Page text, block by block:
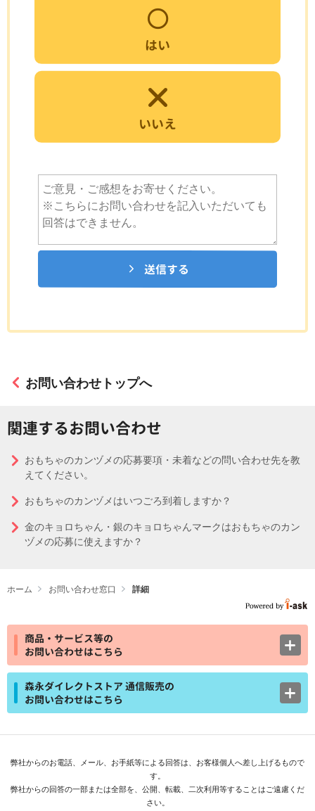
はい
いいえ
送信する
お問い合わせトップへ
関連するお問い合わせ
おもちゃのカンヅメの応募要項・未着などの問い合わせ先を教
えてください。
おもちゃのカンヅメはいつごろ到着しますか？
金のキョロちゃん・銀のキョロちゃんマークはおもちゃのカン
ヅメの応募に使えますか？
ホーム お問い合わせ窓口 詳細
商品・サービス等の
お問い合わせはこちら
森永ダイレクトストア 通信販売の
お問い合わせはこちら
弊社からのお電話、メール、お手紙等による回答は、お客様個人へ差し上げるもので
す。
弊社からの回答の一部または全部を、公開、転載、二次利用等することはご遠慮くだ
さい。